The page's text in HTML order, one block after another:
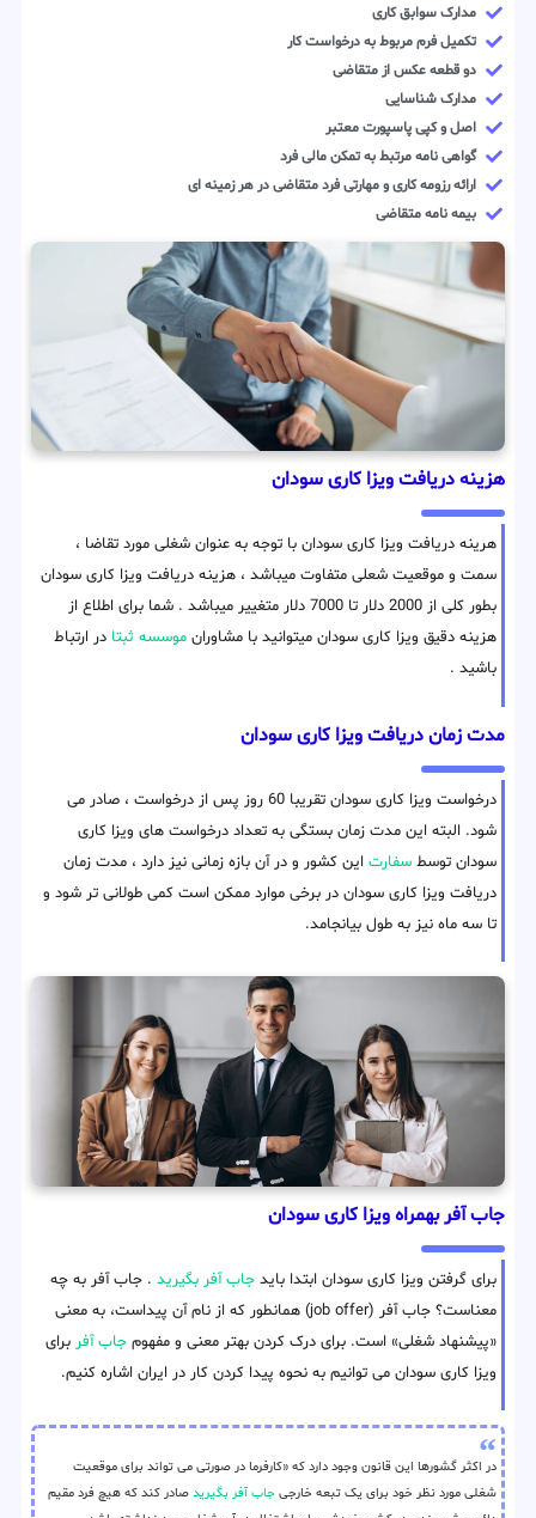
مدارک سوابق کاری
تکمیل فرم مربوط به درخواست کار
دو قطعه عکس از متقاضی
مدارک شناسایی
اصل و کپی پاسپورت معتبر
گواهی نامه مرتبط به تمکن مالی فرد
ارائه رزومه کاری و مهارتی فرد متقاضی در هر زمینه ای
بیمه نامه متقاضی
هزینه دریافت ویزا کاری سودان
هرینه دریافت ویزا کاری سودان با توجه به عنوان شغلی مورد تقاضا ،
سمت و موقعیت شعلی متفاوت میباشد ، هزینه دریافت ویزا کاری سودان
بطور کلی از 2000 دلار تا 7000 دلار متغییر میباشد . شما برای اطلاع از
هزینه دقیق ویزا کاری سودان میتوانید با مشاوران موسسه ثبتا در ارتباط
باشید .
مدت زمان دریافت ویزا کاری سودان
درخواست ویزا کاری سودان تقریبا 60 روز پس از درخواست ، صادر می
شود. البته این مدت زمان بستگی به تعداد درخواست های ویزا کاری
سودان توسط سفارت این کشور و در آن بازه زمانی نیز دارد ، مدت زمان
دریافت ویزا کاری سودان در برخی موارد ممکن است کمی طولانی تر شود و
تا سه ماه نیز به طول بیانجامد.
جاب آفر بهمراه ویزا کاری سودان
برای گرفتن ویزا کاری سودان ابتدا باید جاب آفر بگیرید . جاب آفر به چه
معناست؟ جاب آفر (job offer) همانطور که از نام آن پیداست، به معنی
«پیشنهاد شغلی» است. برای درک کردن بهتر معنی و مفهوم جاب آفر برای
ویزا کاری سودان می توانیم به نحوه پیدا کردن کار در ایران اشاره کنیم.
در اکثر گشورها این قانون وجود دارد که «کارفرما در صورتی می تواند برای موقعیت
شغلی مورد نظر خود برای یک تبعه خارجی جاب آفر بگیرید صادر کند که هیچ فرد مقیم